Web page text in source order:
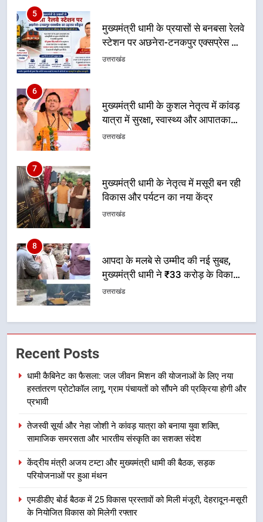
6
मुख्यमंत्री धामी के कुशल नेतृत्व में कांवड़
यात्रा में सुरक्षा, स्वास्थ्य और आपातकालीन
सेवाओं की बनी मजबूत व्यवस्था
उत्तराखंड
7
मुख्यमंत्री धामी के नेतृत्व में मसूरी बन रही
विकास और पर्यटन का नया केंद्र
उत्तराखंड
8
आपदा के मलबे से उम्मीद की नई सुबह,
मुख्यमंत्री धामी ने ₹33 करोड़ के विकास
और राहत कार्यों से धराली को फिर खड़ा
उत्तराखंड
1
धामी कैबिनेट का फैसला: जल जीवन
मिशन की योजनाओं के लिए नया हस्तांतरण
प्रोटोकॉल लागू, ग्राम पंचायतों को सौंपने
उत्तराखंड
2
संदेश
उत्तराखंड
3
धामी की बैठक, सड़क परियोजनाओं पर
हुआ मंथन
4
एमडीडीए बोर्ड बैठक में 25 विकास प्रस्तावों
को मिली मंजूरी, देहरादून-मसूरी के
Recent Posts
धामी कैबिनेट का फैसला: जल जीवन मिशन की योजनाओं के लिए नया
हस्तांतरण प्रोटोकॉल लागू, ग्राम पंचायतों को सौंपने की प्रक्रिया होगी और
प्रभावी
तेजस्वी सूर्या और नेहा जोशी ने कांवड़ यात्रा को बनाया युवा शक्ति,
सामाजिक समरसता और भारतीय संस्कृति का सशक्त संदेश
केंद्रीय मंत्री अजय टम्टा और मुख्यमंत्री धामी की बैठक, सड़क
परियोजनाओं पर हुआ मंथन
एमडीडीए बोर्ड बैठक में 25 विकास प्रस्तावों को मिली मंजूरी, देहरादून-मसूरी
के नियोजित विकास को मिलेगी रफ्तार